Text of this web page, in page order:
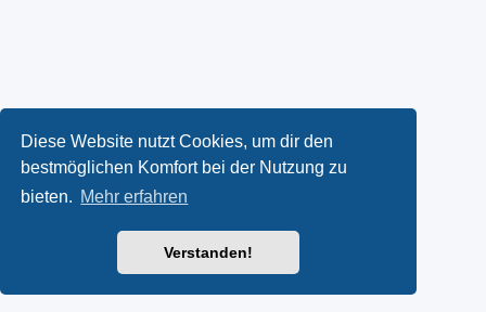
Diese Website nutzt Cookies, um dir den
bestmöglichen Komfort bei der Nutzung zu
bieten. Mehr erfahren
Verstanden!